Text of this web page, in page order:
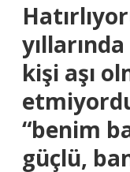
kişi aşı
“benim
güçlü,